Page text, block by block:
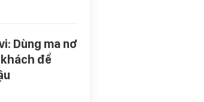
Dùng ma nơ
để